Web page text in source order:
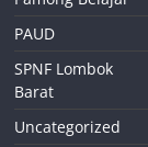
PAUD
SPNF Lombok
Barat
Uncategorized